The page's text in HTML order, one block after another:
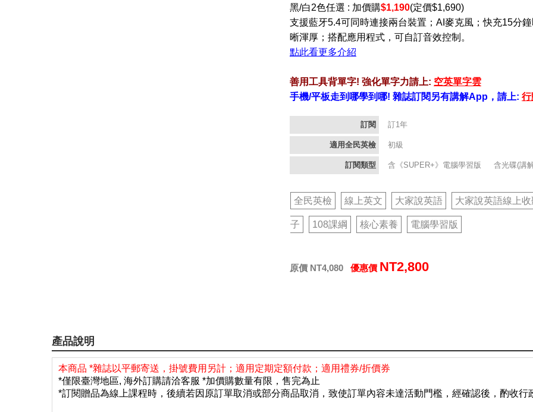
黑/白2色任選 : 加價購$1,190(定價$1,690)
支援藍牙5.4可同時連接兩台裝置；AI麥克風；快充15分
晰渾厚；搭配應用程式，可自訂音效控制。
點此看更多介紹
善用工具背單字! 強化單字力請上: 空英單字雲
手機/平板走到哪學到哪! 雜誌訂閱另有講解App，請上:
訂閱 訂1年
適用全民英檢 初級
訂閱類型 含《SUPER+》電腦學習版 含光碟(講
全民英檢 線上英文 大家說英語 大家說英語線上收
子 108課綱 核心素養 電腦學習版
原價 NT4,080 優惠價 NT2,800
產品說明
本商品 *雜誌以平郵寄送，掛號費用另計；適用定期定額付款；適用禮券/折價券
*僅限臺灣地區, 海外訂購請洽客服 *加價購數量有限，售完為止
*訂閱贈品為線上課程時 ，後續若因原訂單取消或部分商品取消，致使訂單內容未達活動門檻，經確認後，酌收行